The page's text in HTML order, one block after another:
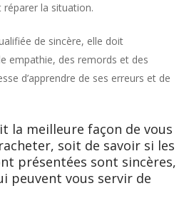
réparer la situation.
de sincère, elle doit
empathie, des remords et des
d’apprendre de ses erreurs et de
la meilleure façon de vous
soit de savoir si les
présentées sont sincères,
peuvent vous servir de